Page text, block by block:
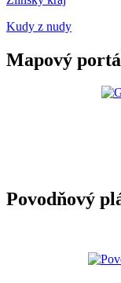
Kudy z nudy
Mapový
Povodňový